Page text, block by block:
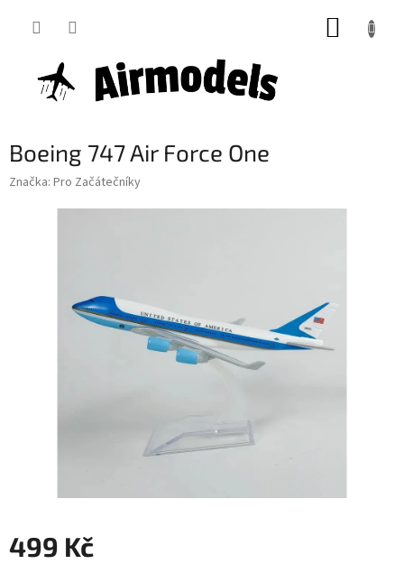
Boeing 747 Air Force One
Značka: Pro Začátečníky
499 Kč